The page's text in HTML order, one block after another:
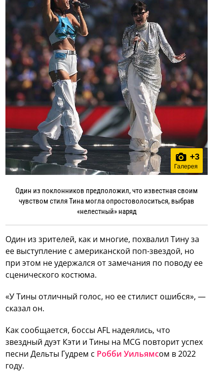
+3
Галерея
Один из поклонников предположил, что известная своим
чувством стиля Тина могла опростоволоситься, выбрав
«нелестный» наряд
Один из зрителей, как и многие, похвалил Тину за
ее выступление с американской поп-звездой, но
при этом не удержался от замечания по поводу ее
сценического костюма.
«У Тины отличный голос, но ее стилист ошибся», —
сказал он.
Как сообщается, боссы AFL надеялись, что
звездный дуэт Кэти и Тины на MCG повторит успех
песни Дельты Гудрем с Робби Уильямсом в 2022
году.